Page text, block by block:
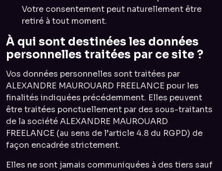
Votre consentement peut naturellement être
retiré à tout moment.
À qui sont destinées les données
personnelles traitées par ce site ?
Vos données personnelles sont traitées par
ALEXANDRE MAUROUARD FREELANCE pour les
finalités indiquées précédemment. Elles peuvent
être traitées ponctuellement par des sous-traitants
de la société ALEXANDRE MAUROUARD
FREELANCE (au sens de l’article 4.8 du RGPD) de
façon encadrée strictement.
Elles ne sont jamais communiquées à des tiers sauf